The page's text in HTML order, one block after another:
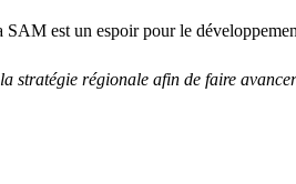
est un espoir pour le
stratégie régionale afin de faire